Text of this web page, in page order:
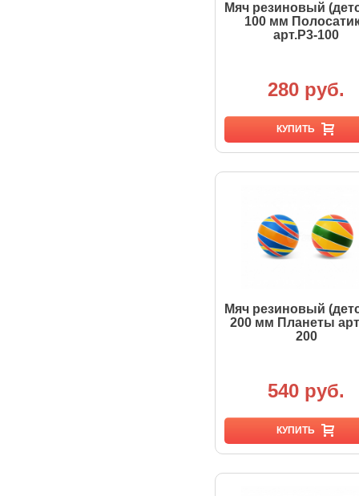
Мяч резиновый
100 мм
арт.Р3-100
280 руб.
КУПИТЬ
Мяч резиновый
200 мм Планеты
200
540 руб.
КУПИТЬ